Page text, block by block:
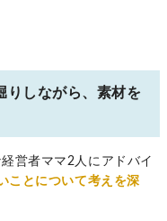
しながら、素材を
営者ママ2人にアドバイ
ことについて考えを深